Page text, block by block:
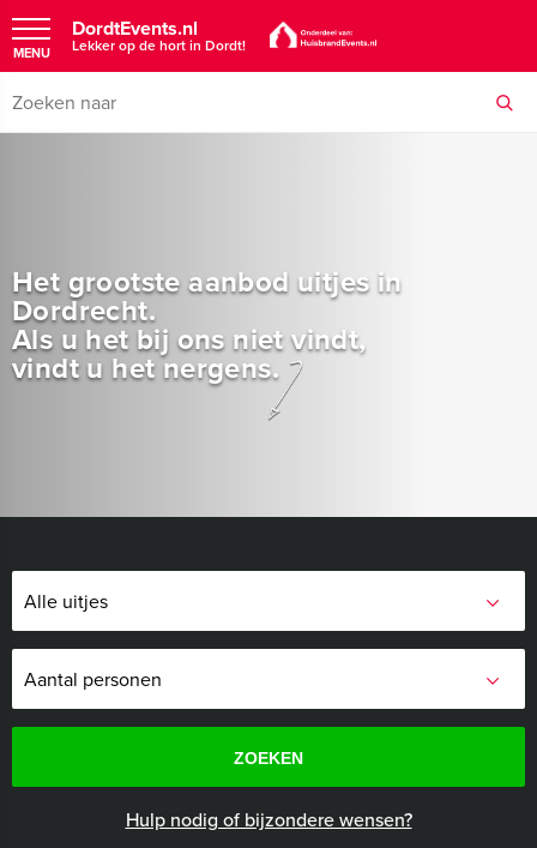
DordtEvents.nl
Lekker op de hort in Dordt!
MENU
Het grootste aanbod uitjes in
Dordrecht.
Als u het bij ons niet vindt,
vindt u het nergens.
ZOEKEN
Hulp nodig of bijzondere wensen?